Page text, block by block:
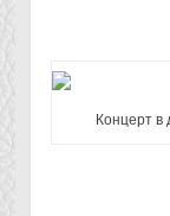
Концерт в